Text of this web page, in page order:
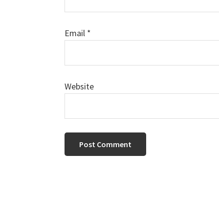
Email *
Website